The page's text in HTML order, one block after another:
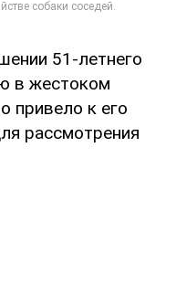
51-летнего
в жестоком
привело к его
рассмотрения